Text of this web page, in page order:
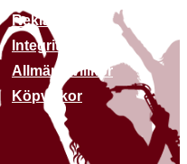
Reklamation
Integritetspolicy
Allmäna villkor
Köpvillkor